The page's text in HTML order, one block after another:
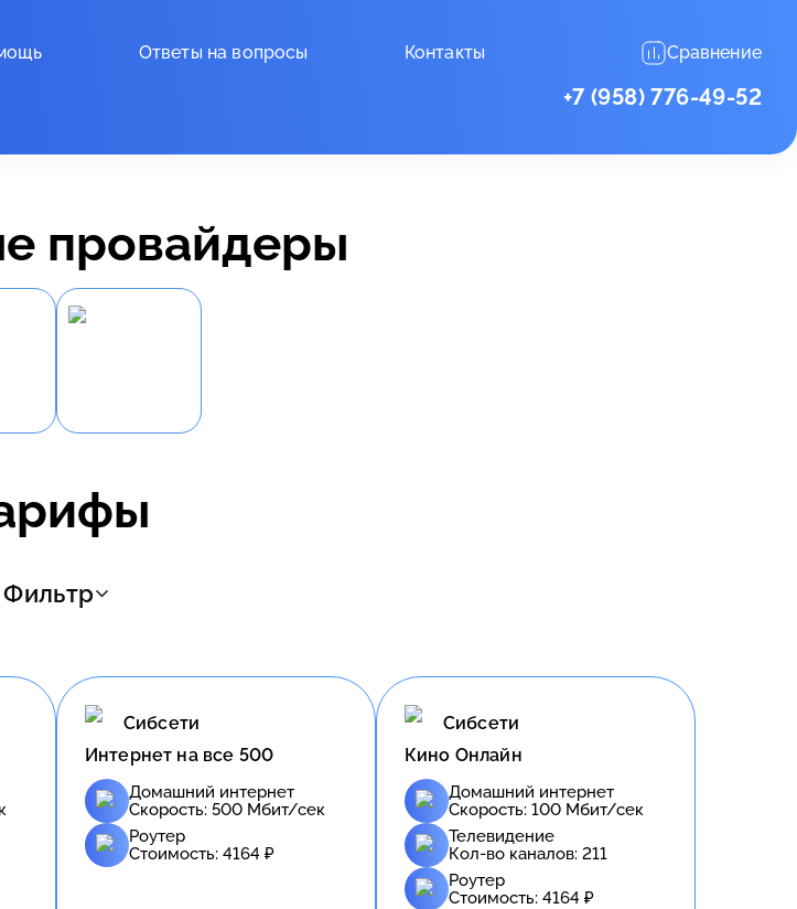
Ответы на вопросы Контакты Сравнение
+7 (958) 776-49-52
провайдеры
Фильтр
Сибсети
Интернет на все 500
Домашний интернет
Скорость: 500 Мбит/сек
Роутер
Стоимость: 4164 ₽
Сибсети
Кино Онлайн
Домашний интернет
Скорость: 100 Мбит/сек
Телевидение
Кол-во каналов: 211
Роутер
Стоимость: 4164 ₽